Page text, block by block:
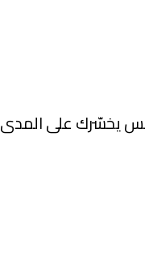
على المدى